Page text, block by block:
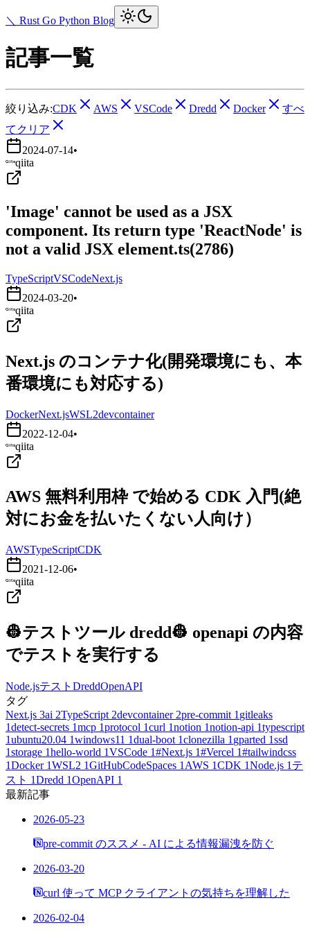
＼ Rust Go Python Blog
記事一覧
絞り込み:CDK AWS VSCode Dredd Docker
すべ
てクリア
2024-07-14•
qiita
'Image' cannot be used as a JSX
component. Its return type 'ReactNode' is
not a valid JSX element.ts(2786)
TypeScriptVSCodeNext.js
2024-03-20•
qiita
Next.js のコンテナ化(開発環境にも、本
番環境にも対応する)
DockerNext.jsWSL2devcontainer
2022-12-04•
qiita
AWS 無料利用枠 で始める CDK 入門(絶
対にお金を払いたくない人向け）
AWSTypeScriptCDK
2021-12-06•
qiita
👷テストツール dredd👷 openapi の内容
でテストを実行する
Node.jsテスト DreddOpenAPI
タグ
Next.js 3ai 2TypeScript 2devcontainer 2pre-commit 1 gitleaks
1detect-secrets 1mcp 1protocol 1curl 1notion 1notion-api 1typescript
1ubuntu20.04 1windows11 1dual-boot 1clonezilla 1 gparted 1ssd
1storage 1hello-world 1VSCode 1#Next.js 1#Vercel 1#tailwindcss
1Docker 1WSL2 1GitHubCodeSpaces 1 AWS 1CDK 1Node.js 1 テ
スト 1Dredd 1OpenAPI 1
最新記事
2026-05-23
pre-commit のススメ - AI による情報漏洩を防ぐ
2026-03-20
curl 使って MCP クライアントの気持ちを理解した
2026-02-04